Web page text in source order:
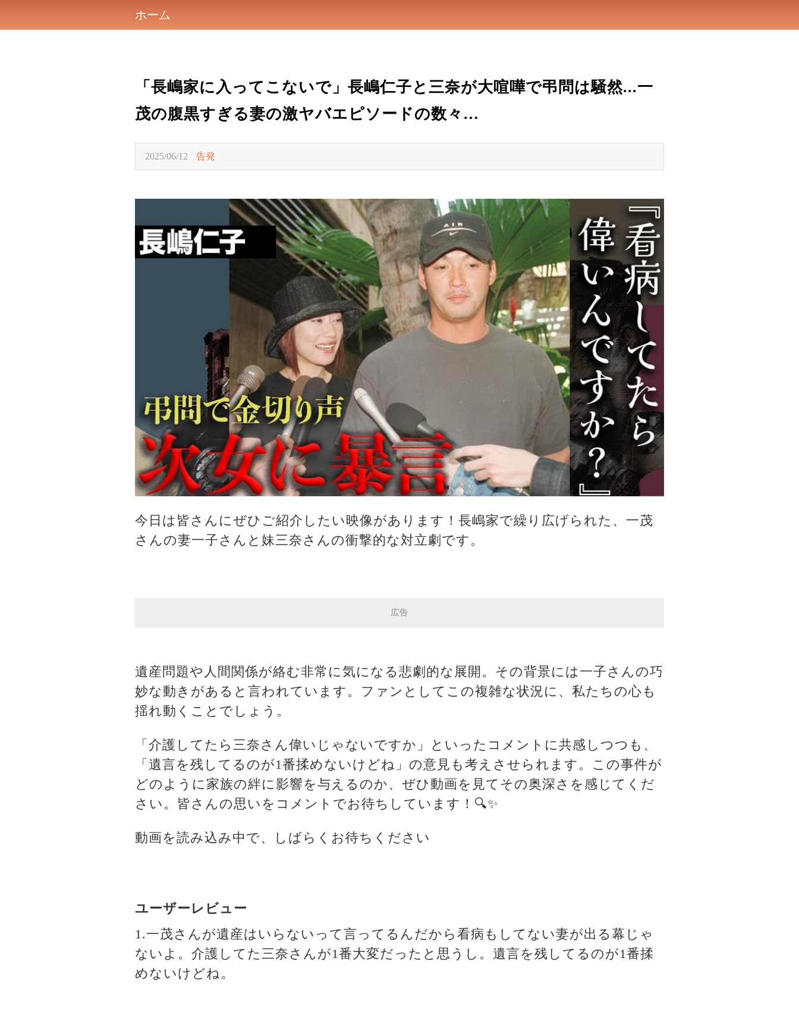
ホーム
「長嶋家に入ってこないで」長嶋仁子と三奈が大喧嘩で弔問は騒然...一
茂の腹黒すぎる妻の激ヤバエピソードの数々…
2025/06/12 告発
今日は皆さんにぜひご紹介したい映像があります！長嶋家で繰り広げられた、一茂
さんの妻一子さんと妹三奈さんの衝撃的な対立劇です。
広告
遺産問題や人間関係が絡む非常に気になる悲劇的な展開。その背景には一子さんの巧
妙な動きがあると言われています。ファンとしてこの複雑な状況に、私たちの心も
揺れ動くことでしょう。
「介護してたら三奈さん偉いじゃないですか」といったコメントに共感しつつも、
「遺言を残してるのが1番揉めないけどね」の意見も考えさせられます。この事件が
どのように家族の絆に影響を与えるのか、ぜひ動画を見てその奥深さを感じてくだ
さい。皆さんの思いをコメントでお待ちしています！🔍✨
動画を読み込み中で、しばらくお待ちください
ユーザーレビュー
1.一茂さんが遺産はいらないって言ってるんだから看病もしてない妻が出る幕じゃ
ないよ。介護してた三奈さんが1番大変だったと思うし。遺言を残してるのが1番揉
めないけどね。